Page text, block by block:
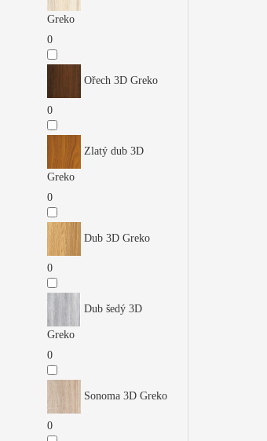
Greko
0
Ořech 3D Greko
0
Zlatý dub 3D
Greko
0
Dub 3D Greko
0
Dub šedý 3D
Greko
0
Sonoma 3D Greko
0